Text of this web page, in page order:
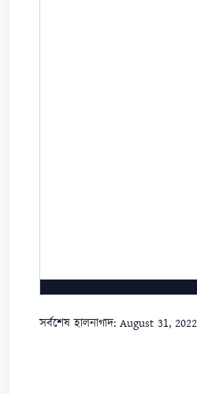
সর্বশেষ হালনাগাদ: August 31, 2022